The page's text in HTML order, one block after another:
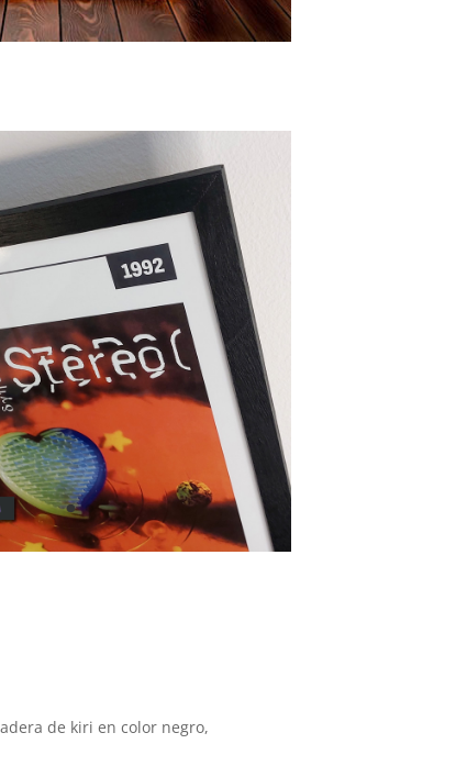
de kiri en color negro,